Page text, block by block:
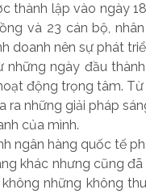
thành lập vào ngày
và 23 cán bộ,
doanh nên sự phát
những ngày đầu
động trọng tâm.
ra những giải pháp
của mình.
ngân hàng quốc tế
khác nhưng cũng
những không